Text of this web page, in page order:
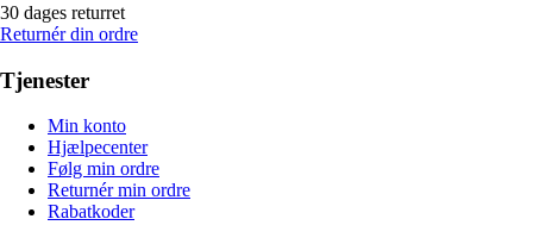
30 dages returret
Returnér din ordre
Tjenester
Min konto
Hjælpecenter
Følg min ordre
Returnér min ordre
Rabatkoder